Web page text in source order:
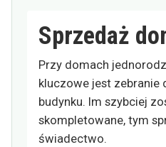
Sprzedaż
Przy domach
kluczowe jest zebranie
budynku. Im szybciej
skompletowane, tym
świadectwo.